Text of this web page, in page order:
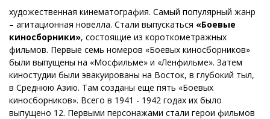
художественная кинематография. Самый популярный жанр
– агитационная новелла. Стали выпускаться «Боевые
киносборники», состоящие из короткометражных
фильмов. Первые семь номеров «Боевых киносборников»
были выпущены на «Мосфильме» и «Ленфильме». Затем
киностудии были эвакуированы на Восток, в глубокий тыл,
в Среднюю Азию. Там созданы еще пять «Боевых
киносборников». Всего в 1941 - 1942 годах их было
выпущено 12. Первыми персонажами стали герои фильмов